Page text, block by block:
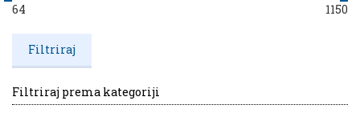
64 1150
Filtriraj prema kategoriji